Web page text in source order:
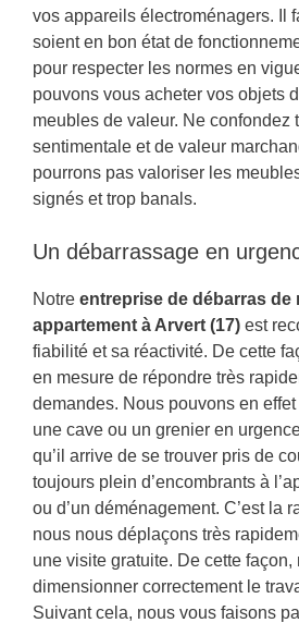
vos appareils électroménagers. Il
soient en bon état de
pour respecter les normes en
pouvons vous acheter vos objets
meubles de valeur. Ne confondez
sentimentale et de valeur
pourrons pas valoriser les
signés et trop banals.
Un débarrassage en
Notre entreprise de débarras de
appartement à Arvert (17) est
fiabilité et sa réactivité. De cette
en mesure de répondre très
demandes. Nous pouvons en
une cave ou un grenier en
qu’il arrive de se trouver pris de
toujours plein d’encombrants à
ou d’un déménagement. C’est la
nous nous déplaçons très
une visite gratuite. De cette
dimensionner correctement le
Suivant cela, nous vous faisons